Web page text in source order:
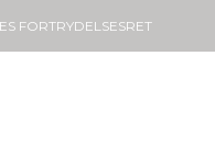
FORTRYDELSESRET